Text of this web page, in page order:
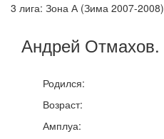
3 лига: Зона А (Зима 2007-2008)
Андрей Отмахов.
Родился:
Возраст:
Амплуа: